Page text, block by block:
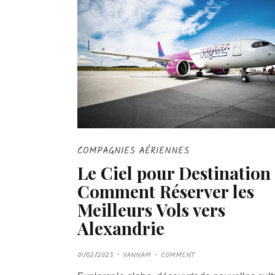
COMPAGNIES AÉRIENNES
Le Ciel pour Destination
Comment Réserver les
Meilleurs Vols vers
Alexandrie
P
O
01/02/2023 VANNAM COMMENT